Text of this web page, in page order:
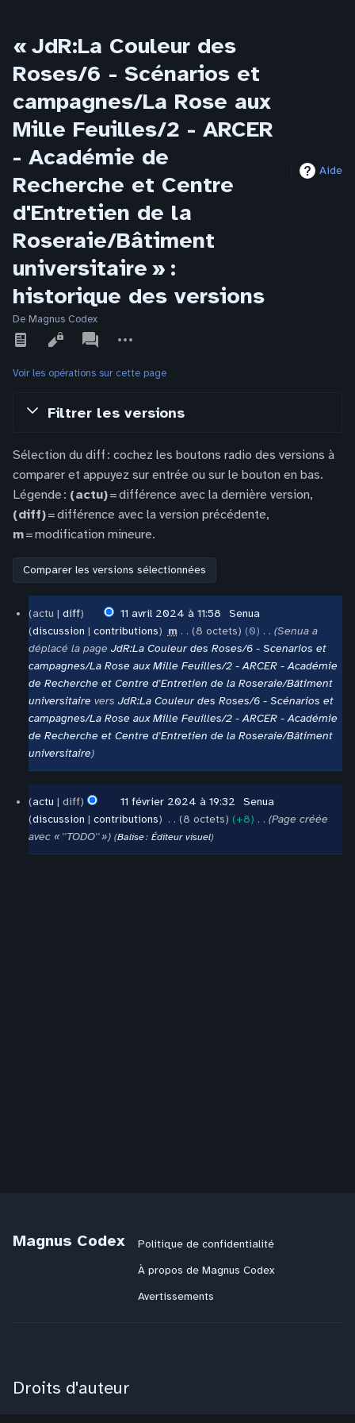
« JdR:La Couleur des
Roses/6 - Scénarios et
campagnes/La Rose aux
Mille Feuilles/2 - ARCER
- Académie de
Recherche et Centre
d'Entretien de la
Roseraie/Bâtiment
universitaire » :
historique des versions
Aide
De Magnus Codex
Affichages
associated-
pages
actions
Voir les opérations sur cette page
Filtrer les versions
Sélection du diff : cochez les boutons radio des versions à
comparer et appuyez sur entrée ou sur le bouton en bas.
Légende : (actu)= différence avec la dernière version,
(diff)= différence avec la version précédente,
m= modification mineure.
avril
2024
actu diff 11 avril 2024 à 11:58
Senua
discussion
contributions m 8 octets 0
Senua a
déplacé la page JdR:La Couleur des Roses/6 - Scenarios et
campagnes/La Rose aux Mille Feuilles/2 - ARCER - Académie
de Recherche et Centre d'Entretien de la Roseraie/Bâtiment
universitaire vers JdR:La Couleur des Roses/6 - Scénarios et
campagnes/La Rose aux Mille Feuilles/2 - ARCER - Académie
de Recherche et Centre d'Entretien de la Roseraie/Bâtiment
universitaire
février
2024
actu diff 11 février 2024 à 19:32
Senua
discussion
contributions 8 octets +8
Page créée
avec « ''TODO'' »
Balise: Éditeur visuel
Magnus Codex
Politique de confidentialité
À propos de Magnus Codex
Avertissements
Droits d'auteur